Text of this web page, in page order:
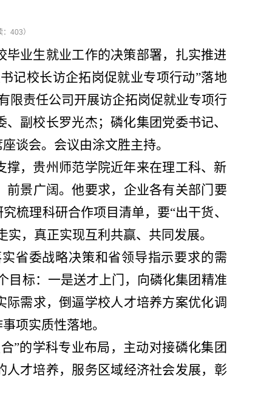
403）
业生就业工作的决策部署，扎实推进
记校长访企拓岗促就业专项行动”落地
限责任公司开展访企拓岗促就业专项行
副校长罗光杰；磷化集团党委书记、
谈会。会议由涂文胜主持。
，贵州师范学院近年来在理工科、新
前景广阔。他要求， 企业各有关部门要
梳理科研合作项目清单，要“出干货、
，真正实现互利共赢、共同发展。
省委战略决策和省领导指示要求的需
目标：一是送才上门，向磷化集团精准
际需求，倒逼学校人才培养方案优化调
项实质性落地。
”的学科专业布局 ，主动对接磷化集团
人才培养，服务区域经济社会发展， 彰